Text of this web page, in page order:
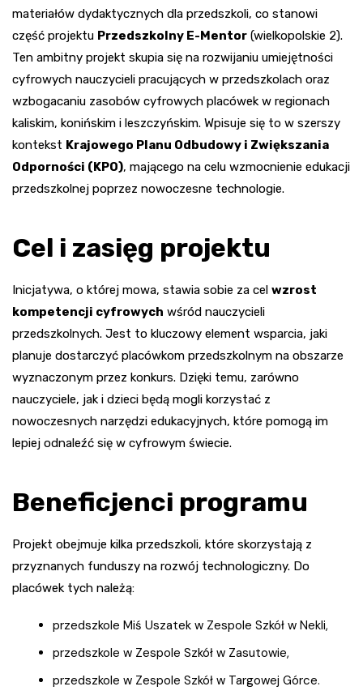
materiałów dydaktycznych dla przedszkoli, co stanowi
część projektu Przedszkolny E-Mentor (wielkopolskie 2).
Ten ambitny projekt skupia się na rozwijaniu umiejętności
cyfrowych nauczycieli pracujących w przedszkolach oraz
wzbogacaniu zasobów cyfrowych placówek w regionach
kaliskim, konińskim i leszczyńskim. Wpisuje się to w szerszy
kontekst Krajowego Planu Odbudowy i Zwiększania
Odporności (KPO), mającego na celu wzmocnienie edukacji
przedszkolnej poprzez nowoczesne technologie.
Cel i zasięg projektu
Inicjatywa, o której mowa, stawia sobie za cel wzrost
kompetencji cyfrowych wśród nauczycieli
przedszkolnych. Jest to kluczowy element wsparcia, jaki
planuje dostarczyć placówkom przedszkolnym na obszarze
wyznaczonym przez konkurs. Dzięki temu, zarówno
nauczyciele, jak i dzieci będą mogli korzystać z
nowoczesnych narzędzi edukacyjnych, które pomogą im
lepiej odnaleźć się w cyfrowym świecie.
Beneficjenci programu
Projekt obejmuje kilka przedszkoli, które skorzystają z
przyznanych funduszy na rozwój technologiczny. Do
placówek tych należą:
przedszkole Miś Uszatek w Zespole Szkół w Nekli,
przedszkole w Zespole Szkół w Zasutowie,
przedszkole w Zespole Szkół w Targowej Górce.